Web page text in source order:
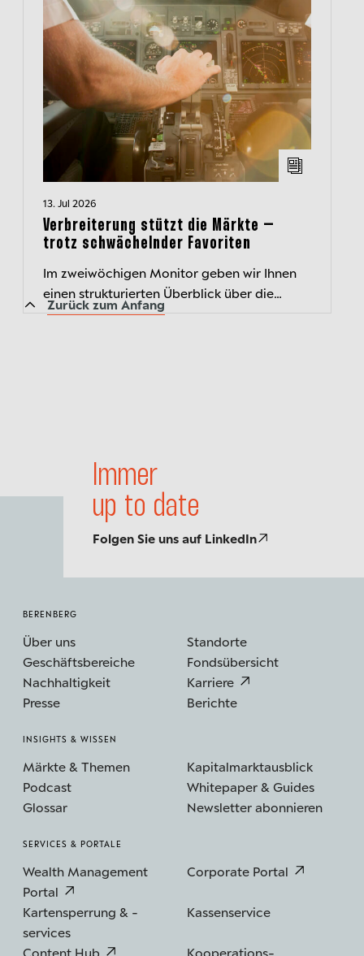
13. Jul 2026
Verbreiterung stützt die Märkte –
trotz schwächelnder Favoriten
Im zweiwöchigen Monitor geben wir Ihnen
einen strukturierten Überblick über die
aktuelle Kapitalmarktlage und beleuchten
Immer
up to date
Folgen Sie uns auf LinkedIn
Zurück zum Anfang
BERENBERG
Über uns
Standorte
Geschäftsbereiche
Fondsübersicht
Nachhaltigkeit
Karriere
Presse
Berichte
INSIGHTS & WISSEN
Märkte & Themen
Kapitalmarktausblick
Podcast
Whitepaper & Guides
Glossar
Newsletter abonnieren
SERVICES & PORTALE
Wealth Management
Portal
Corporate Portal
Kartensperrung & -
services
Kassenservice
Content Hub Kooperations­